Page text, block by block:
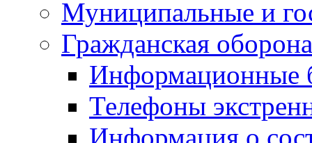
Муниципальные и
Гражданская
Информационные
Телефоны